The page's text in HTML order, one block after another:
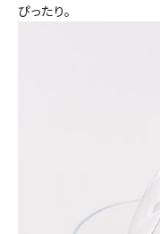
ぴったり。